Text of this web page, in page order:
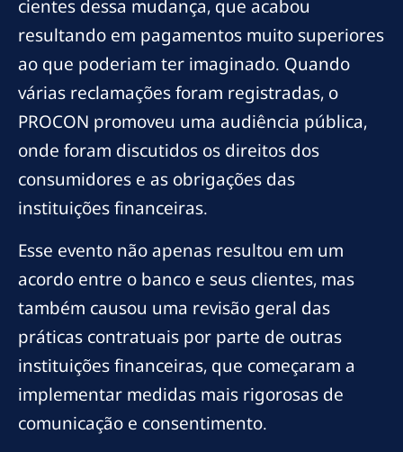
cientes dessa mudança, que acabou
resultando em pagamentos muito superiores
ao que poderiam ter imaginado. Quando
várias reclamações foram registradas, o
PROCON promoveu uma audiência pública,
onde foram discutidos os direitos dos
consumidores e as obrigações das
instituições financeiras.
Esse evento não apenas resultou em um
acordo entre o banco e seus clientes, mas
também causou uma revisão geral das
práticas contratuais por parte de outras
instituições financeiras, que começaram a
implementar medidas mais rigorosas de
comunicação e consentimento.